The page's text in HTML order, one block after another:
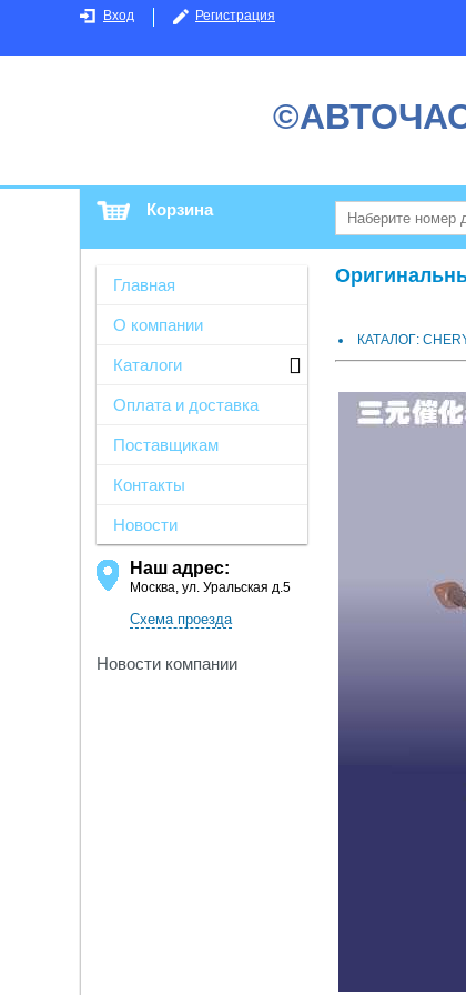
Вход Регистрация
Корзина
Главная
О компании
Каталоги
Оплата и доставка
Поставщикам
Контакты
Новости
Наш адрес:
Москва, ул. Уральская д.5
Схема проезда
Новости компании
КАТАЛОГ: